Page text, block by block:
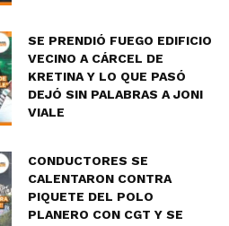
SE PRENDIÓ FUEGO EDIFICIO
VECINO A CÁRCEL DE
KRETINA Y LO QUE PASÓ
DEJÓ SIN PALABRAS A JONI
VIALE
CONDUCTORES SE
CALENTARON CONTRA
PIQUETE DEL POLO
PLANERO CON CGT Y SE